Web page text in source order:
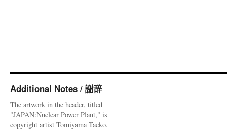
Additional Notes / 謝辞
The artwork in the header, titled
"JAPAN:Nuclear Power Plant," is
copyright artist Tomiyama Taeko.